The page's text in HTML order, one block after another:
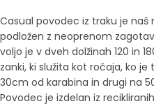
Casual povodec iz traku je naš
podložen z neoprenom
voljo je v dveh dolžinah 120 in
zanki, ki služita kot ročaja, ko
30cm od karabina in drugi na
Povodec je izdelan iz